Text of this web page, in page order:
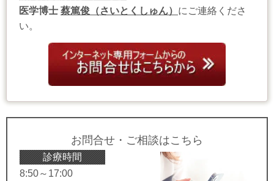
医学博士 蔡篤俊（さいとくしゅん） にご連絡くださ
い。
お問合せ・ご相談はこちら
診療時間
8:50～17:00